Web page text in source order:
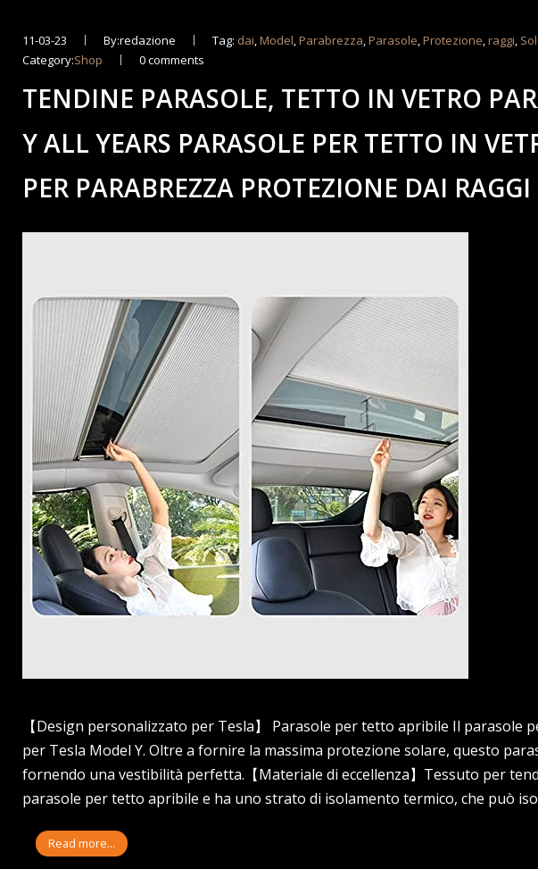
11-03-23 By:redazione Tag: dai ,Model ,Parabrezza ,Parasole ,Protezione ,raggi
Category:Shop 0 comments
TENDINE PARASOLE, TETTO IN VETRO
Y ALL YEARS PARASOLE PER TETTO IN
PER PARABREZZA PROTEZIONE DAI RAGGI
【Design personalizzato per Tesla】 Parasole per tetto apribile Il parasole
per Tesla Model Y. Oltre a fornire la massima protezione solare, questo
fornendo una vestibilità perfetta.【Materiale di eccellenza】Tessuto per
parasole per tetto apribile e ha uno strato di isolamento termico, che può
Read more...